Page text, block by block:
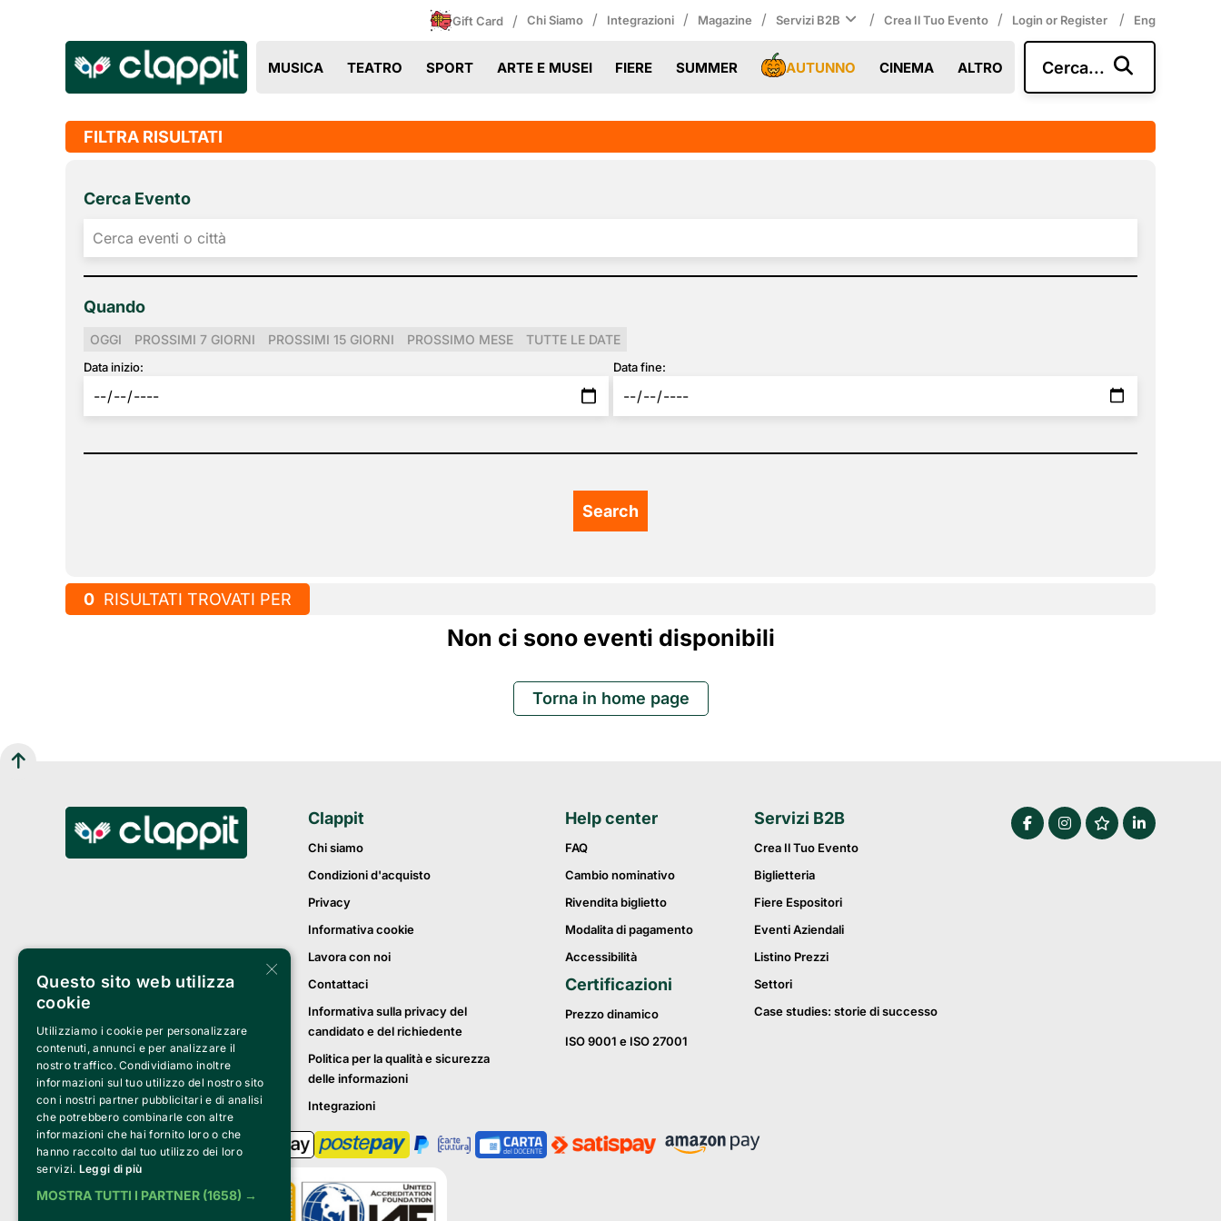
Gift Card / Chi Siamo / Integrazioni / Magazine / Servizi B2B / Crea Il Tuo Evento / Login or Register / Eng
MUSICA TEATRO SPORT ARTE E MUSEI FIERE SUMMER AUTUNNO CINEMA ALTRO Cerca...
FILTRA RISULTATI
Cerca Evento
Quando
OGGI PROSSIMI 7 GIORNI PROSSIMI 15 GIORNI PROSSIMO MESE TUTTE LE DATE
Data inizio: Data fine:
0 RISULTATI TROVATI PER
Non ci sono eventi disponibili
Torna in home page
Clappit
Chi siamo
Condizioni d'acquisto
Privacy
Informativa cookie
Lavora con noi
Contattaci
Informativa sulla privacy del
candidato e del richiedente
Politica per la qualità e sicurezza
delle informazioni
Integrazioni
Help center
FAQ
Cambio nominativo
Rivendita biglietto
Modalita di pagamento
Accessibilità
Certificazioni
Prezzo dinamico
ISO 9001 e ISO 27001
Servizi B2B
Crea Il Tuo Evento
Biglietteria
Fiere Espositori
Eventi Aziendali
Listino Prezzi
Settori
Case studies: storie di successo
×
Questo sito web utilizza
cookie
Utilizziamo i cookie per personalizzare
contenuti, annunci e per analizzare il
nostro traffico. Condividiamo inoltre
informazioni sul tuo utilizzo del nostro sito
con i nostri partner pubblicitari e di analisi
che potrebbero combinarle con altre
informazioni che hai fornito loro o che
hanno raccolto dal tuo utilizzo dei loro
servizi. Leggi di più
MOSTRA TUTTI I PARTNER (1658) →